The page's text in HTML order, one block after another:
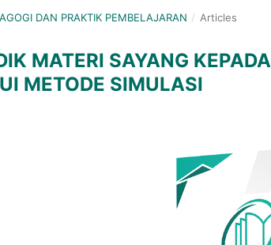
DAN PRAKTIK PEMBELAJARAN / Articles
MATERI SAYANG KEPADA
METODE SIMULASI